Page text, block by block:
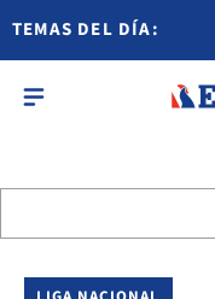
TEMAS DEL DÍA: